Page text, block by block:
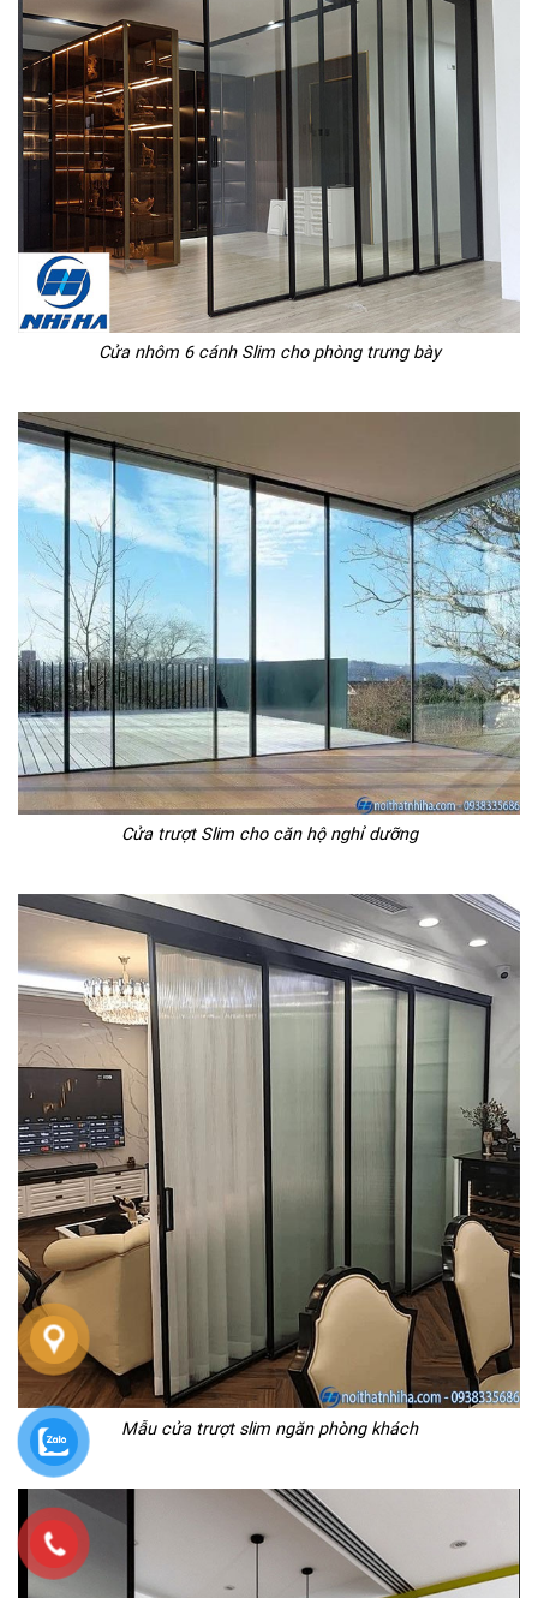
Cửa nhôm 6 cánh Slim cho phòng trưng bày
Cửa trượt Slim cho căn hộ nghỉ dưỡng
Mẫu cửa trượt slim ngăn phòng khách